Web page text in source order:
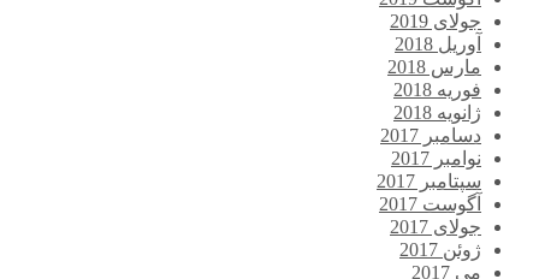
جولای 2019
آوریل 2018
مارس 2018
فوریه 2018
ژانویه 2018
دسامبر 2017
نوامبر 2017
سپتامبر 2017
آگوست 2017
جولای 2017
ژوئن 2017
می 2017